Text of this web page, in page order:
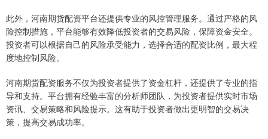
此外，河南期货配资平台还提供专业的风控管理服务。通过严格的风
险控制措施，平台能够有效降低投资者的交易风险，保障资金安全。
投资者可以根据自己的风险承受能力，选择合适的配资比例，最大程
度地控制风险。
河南期货配资服务不仅为投资者提供了资金杠杆，还提供了专业的指
导和支持。平台拥有经验丰富的分析师团队，为投资者提供实时市场
资讯、交易策略和风险提示。这有助于投资者做出更明智的交易决
策，提高交易成功率。